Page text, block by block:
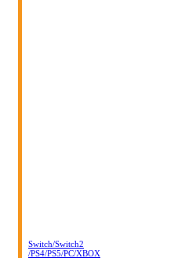
Switch/Switch2
/PS4/PS5/PC/XBOX